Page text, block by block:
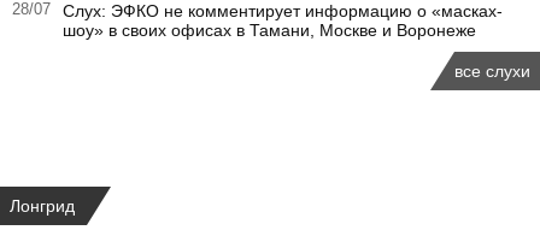
28/07
Слух: ЭФКО не комментирует информацию о «масках-
шоу» в своих офисах в Тамани, Москве и Воронеже
все слухи
Лонгрид